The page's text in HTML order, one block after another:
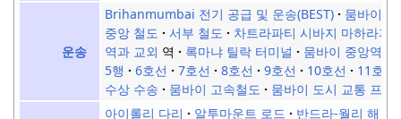
운송
Brihanmumbai 전기 공급 및 운송(BEST)
뭄바이
중앙 철도
서부 철도
차트라파티 시바지 마하라지
역과 교외 역 록마냐 틸락 터미널 뭄바이 중앙역
5행
6호선 7호선 8호선 9호선 10호선
11호선
수상 수송
뭄바이 고속철도 뭄바이 도시 교통 프로
아이롤리 다리 알투마운트 로드
반드라-월리 해 링